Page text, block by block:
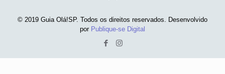
© 2019 Guia Olá!SP. Todos os direitos reservados. Desenvolvido
por Publique-se Digital